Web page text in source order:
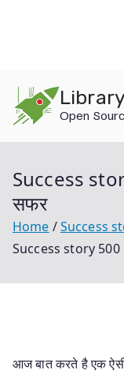
content
Library
Open
Success
सफर
Home
Success
Success story
आज बात करते है एक